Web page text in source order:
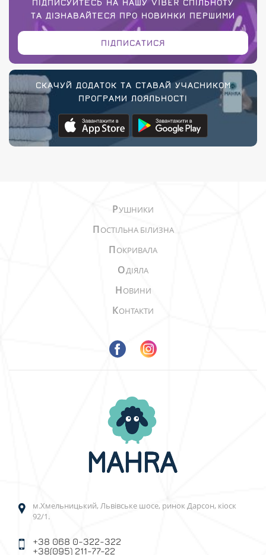
ПІДПИСУЙТЕСЬ НА НАШУ VIBER СПІЛЬНОТУ
ТА ДІЗНАВАЙТЕСЯ ПРО НОВИНКИ ПЕРШИМИ
ПІДПИСАТИСЯ
СКАЧУЙ ДОДАТОК ТА СТАВАЙ УЧАСНИКОМ
ПРОГРАМИ ЛОЯЛЬНОСТІ
РУШНИКИ
ПОСТІЛЬНА БІЛИЗНА
ПОКРИВАЛА
ОДІЯЛА
НОВИНИ
КОНТАКТИ
м.Хмельницький, Львівське шосе, ринок Дарсон, кіоск
92/1.
+38 068 0-322-322
+38(095) 211-77-22